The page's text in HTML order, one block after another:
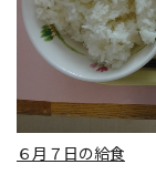
６月７日の給食